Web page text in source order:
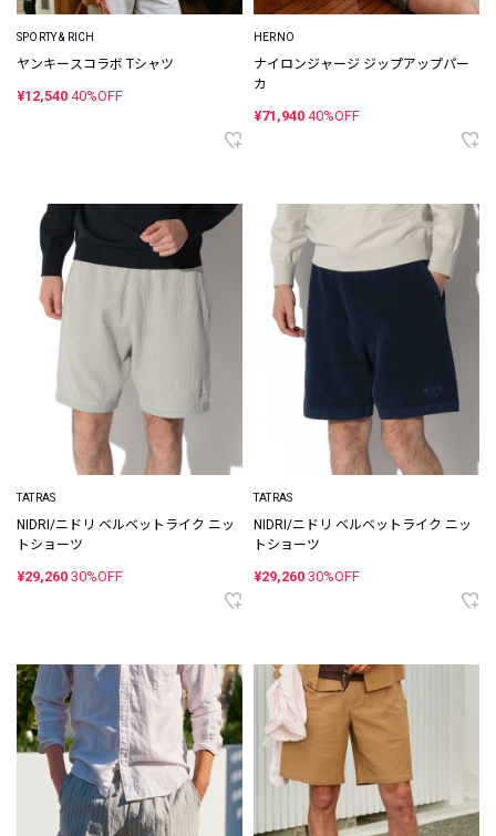
SPORTY & RICH
ヤンキースコラボ Tシャツ
¥12,540 40%OFF
HERNO
ナイロンジャージ ジップアップパー
カ
¥71,940 40%OFF
TATRAS
NIDRI/ニドリ ベルベットライク ニッ
トショーツ
¥29,260 30%OFF
TATRAS
NIDRI/ニドリ ベルベットライク ニッ
トショーツ
¥29,260 30%OFF